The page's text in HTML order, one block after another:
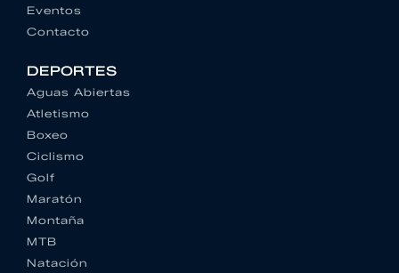
Eventos
Contacto
DEPORTES
Aguas Abiertas
Atletismo
Boxeo
Ciclismo
Golf
Maratón
Montaña
MTB
Natación